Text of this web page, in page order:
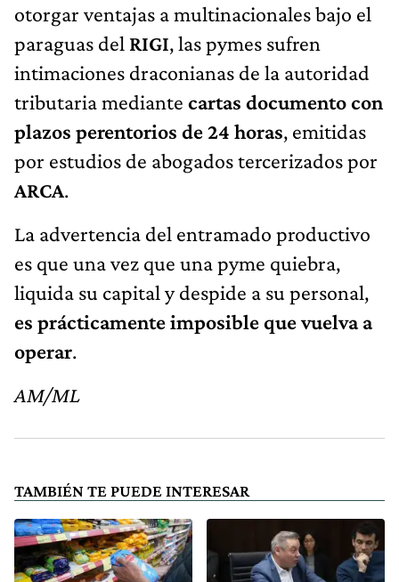
otorgar ventajas a multinacionales bajo el
paraguas del RIGI, las pymes sufren
intimaciones draconianas de la autoridad
tributaria mediante cartas documento con
plazos perentorios de 24 horas, emitidas
por estudios de abogados tercerizados por
ARCA.
La advertencia del entramado productivo
es que una vez que una pyme quiebra,
liquida su capital y despide a su personal,
es prácticamente imposible que vuelva a
operar.
AM/ML
TAMBIÉN TE PUEDE INTERESAR